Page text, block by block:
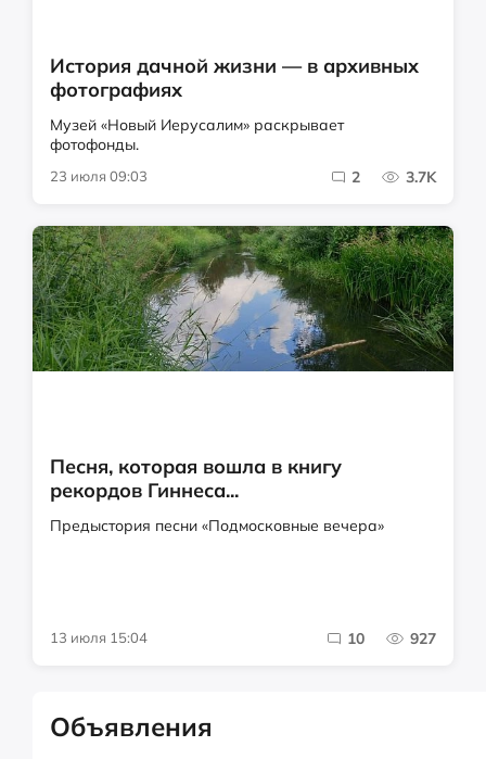
История дачной жизни — в архивных
фотографиях
Музей «Новый Иерусалим» раскрывает
фотофонды.
23 июля 09:03 2 3.7K
Песня, которая вошла в книгу
рекордов Гиннеса...
Предыстория песни «Подмосковные вечера»
13 июля 15:04 10 927
Объявления